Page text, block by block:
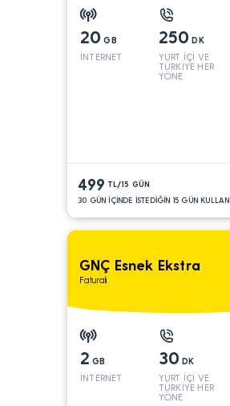
20 GB
İNTERNET
250 DK
YURT İÇİ VE
TÜRKİYE HER
YÖNE
499 TL/15 GÜN
30 GÜN İÇİNDE İSTEDİĞİN 15 GÜN KULLAN
GNÇ Esnek Ekstra
Faturalı
2 GB
İNTERNET
30 DK
YURT İÇİ VE
TÜRKİYE HER
YÖNE